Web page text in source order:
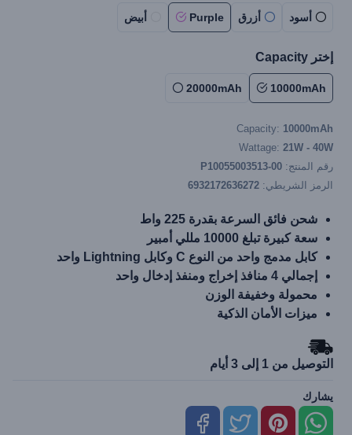
أسود أزرق Purple أبيض
إختر Capacity
10000mAh
20000mAh
Capacity: 10000mAh
Wattage: 21W - 40W
رقم المنتج: P10055003513-00
الرمز الشريطي: 6932172636272
شحن فائق السرعة بقدرة 225 واط
سعة كبيرة تبلغ 10000 مللي أمبير
كابل مدمج واحد من النوع C وكابل Lightning واحد
إجمالي 4 منافذ إخراج ومنفذ إدخال واحد
محمولة وخفيفة الوزن
ميزات الأمان الذكية
التوصيل من 1 إلى 3 أيام
يشارك